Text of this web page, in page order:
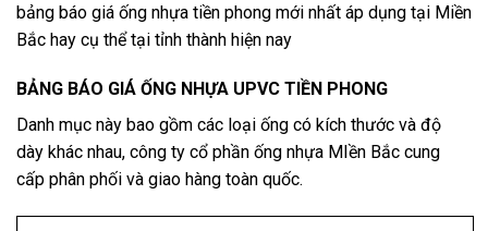
bảng báo giá ống nhựa tiền phong mới nhất áp dụng tại Miền
Bắc hay cụ thể tại tỉnh thành hiện nay
BẢNG BÁO GIÁ ỐNG NHỰA UPVC TIỀN PHONG
Danh mục này bao gồm các loại ống có kích thước và độ
dày khác nhau, công ty cổ phần ống nhựa MIền Bắc cung
cấp phân phối và giao hàng toàn quốc.